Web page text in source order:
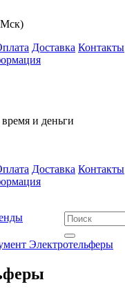
Мск)
Доставка Контакты
и деньги
Доставка Контакты
Электротельферы